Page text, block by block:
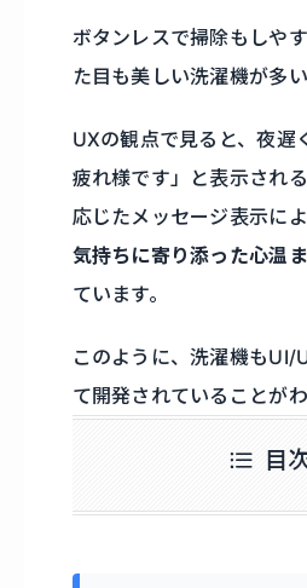
ボタンレスで掃除もしや
た目も美しい洗濯機が多い
UXの観点で見ると、夜遅
疲れ様です」と表示され
応じたメッセージ表示によ
気持ちに寄り添った心温
ています。
このように、洗濯機もUI/
て開発されていることがわ
目